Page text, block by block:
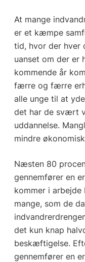
At mange
er et kæmpe
tid, hvor der hver
uanset om der er
kommende år
færre og færre
alle unge til at
det har de svært
uddannelse.
mindre
Næsten 80
gennemfører en
kommer i
mange, som de
det kun knap
beskæftigelse.
gennemfører en